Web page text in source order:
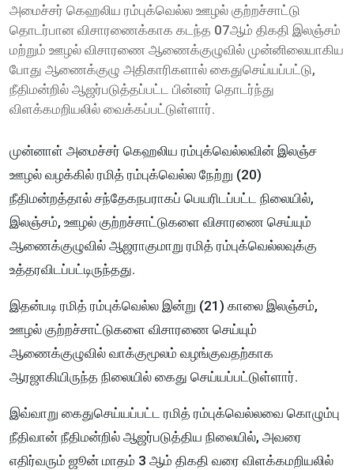
அமைச்சர் கெஹலிய ரம்புக்வெல்ல ஊழல் குற்றச்சாட்டு
தொடர்பான விசாரணைக்காக கடந்த 07ஆம் திகதி இலஞ்சம்
மற்றும் ஊழல் விசாரணை ஆணைக்குழுவில் முன்னிலையாகிய
போது ஆணைக்குழு அதிகாரிகளால் கைதுசெய்யப்பட்டு,
நீதிமன்றில் ஆஜர்படுத்தப்பட்ட பின்னர் தொடர்ந்து
விளக்கமறியலில் வைக்கப்பட்டுள்ளார்.
முன்னாள் அமைச்சர் கெஹலிய ரம்புக்வெல்லவின் இலஞ்ச
ஊழல் வழக்கில் ரமித் ரம்புக்வெல்ல நேற்று (20)
நீதிமன்றத்தால் சந்தேகநபராகப் பெயரிடப்பட்ட நிலையில்,
இலஞ்சம், ஊழல் குற்றச்சாட்டுகளை விசாரணை செய்யும்
ஆணைக்குழுவில் ஆஜராகுமாறு ரமித் ரம்புக்வெல்லவுக்கு
உத்தரவிடப்பட்டிருந்தது.
இதன்படி ரமித் ரம்புக்வெல்ல இன்று (21) காலை இலஞ்சம்,
ஊழல் குற்றச்சாட்டுகளை விசாரணை செய்யும்
ஆணைக்குழுவில் வாக்குமூலம் வழங்குவதற்காக
ஆரஜாகியிருந்த நிலையில் கைது செய்யப்பட்டுள்ளார்.
இவ்வாறு கைதுசெய்யப்பட்ட ரமித் ரம்புக்வெல்லவை கொழும்பு
நீதிவான் நீதிமன்றில் ஆஜர்படுத்திய நிலையில், அவரை
எதிர்வரும் ஜூன் மாதம் 3 ஆம் திகதி வரை விளக்கமறியலில்